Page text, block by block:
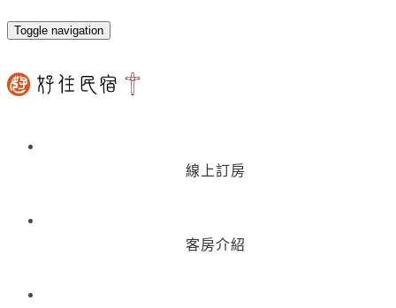
Toggle navigation
線上訂房
客房介紹